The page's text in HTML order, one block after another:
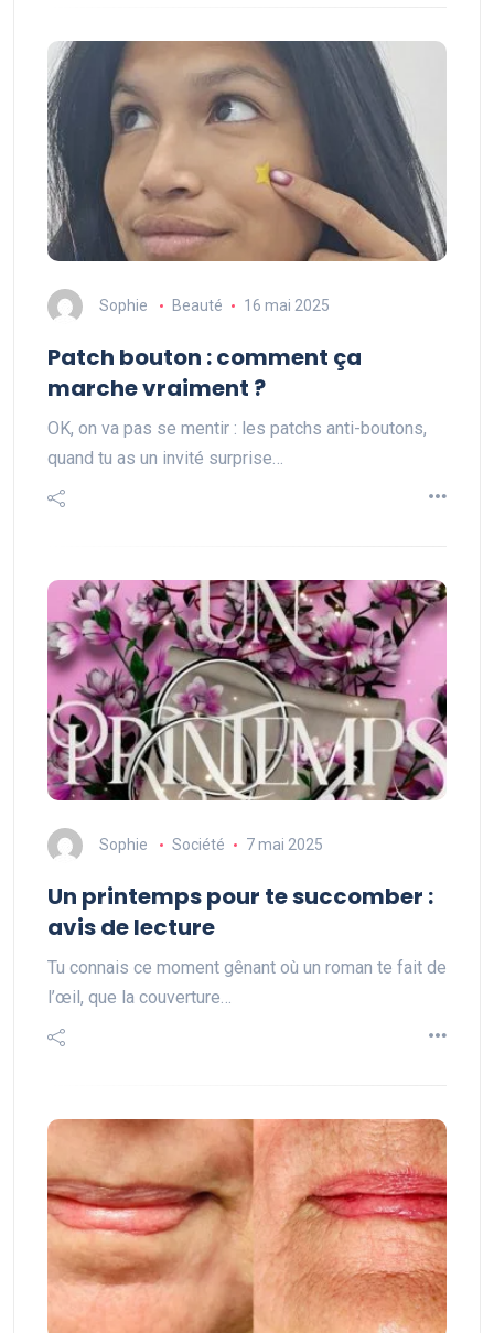
Sophie Beauté 16 mai 2025
Patch bouton : comment ça
marche vraiment ?
OK, on va pas se mentir : les patchs anti-boutons,
quand tu as un invité surprise…
Sophie Société 7 mai 2025
Un printemps pour te succomber :
avis de lecture
Tu connais ce moment gênant où un roman te fait de
l’œil, que la couverture…